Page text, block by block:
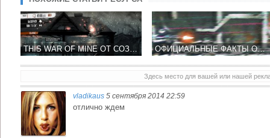
THIS WAR OF MINE ОТ СОЗДАТЕЛЕЙ СЕРИЙ ТАКТИЧЕСКИХ ИГР ANOMALY, БЛИЗИТСЯ К РЕЛИЗУ ОФИЦИАЛЬНЫЕ ФАКТЫ ОБ ИГРЕ THIS WAR OF MINE ОТ СОЗДАТЕЛЕЙ СТРАТЕГИИ ANOMALY
Здесь место для вашей или нашей
vladikaus 5 сентября 2014 22:59
отлично ждем